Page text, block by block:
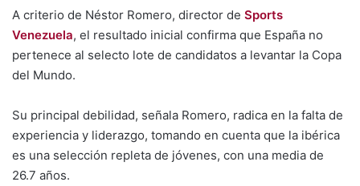
A criterio de Néstor Romero, director de Sports
Venezuela, el resultado inicial confirma que España no
pertenece al selecto lote de candidatos a levantar la Copa
del Mundo.
Su principal debilidad, señala Romero, radica en la falta de
experiencia y liderazgo, tomando en cuenta que la ibérica
es una selección repleta de jóvenes, con una media de
26.7 años.